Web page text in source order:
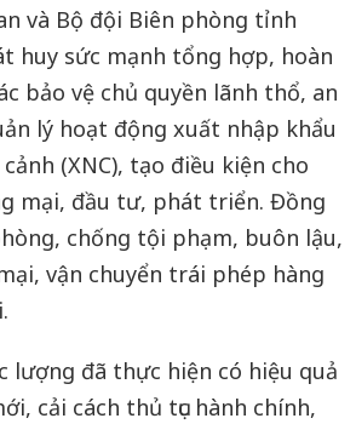
và Bộ đội Biên phòng tỉnh
huy sức mạnh tổng hợp, hoàn
bảo vệ chủ quyền lãnh thổ, an
lý hoạt động xuất nhập khẩu
(XNC), tạo điều kiện cho
mại, đầu tư, phát triển. Đồng
chống tội phạm, buôn lậu,
vận chuyển trái phép hàng
lượng đã thực hiện có hiệu quả
cải cách thủ tục hành chính,